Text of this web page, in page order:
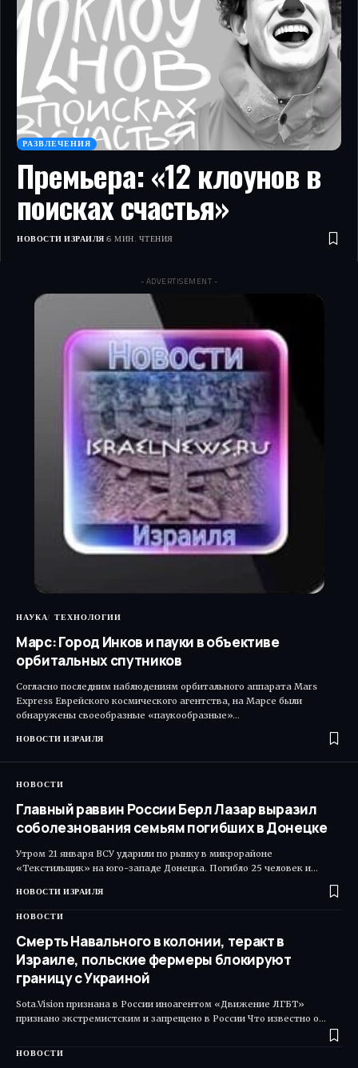
РАЗВЛЕЧЕНИЯ
Премьера: «12 клоунов в
поисках счастья»
НОВОСТИ ИЗРАИЛЯ 6 МИН. ЧТЕНИЯ
- ADVERTISEMENT -
НАУКА ТЕХНОЛОГИИ
Марс: Город Инков и пауки в объективе
орбитальных спутников
Согласно последним наблюдениям орбитального аппарата Mars
Express Еврейского космического агентства, на Марсе были
обнаружены своеобразные «паукообразные»…
НОВОСТИ ИЗРАИЛЯ
НОВОСТИ
Главный раввин России Берл Лазар выразил
соболезнования семьям погибших в Донецке
Утром 21 января ВСУ ударили по рынку в микрорайоне
«Текстильщик» на юго-западе Донецка. Погибло 25 человек и…
НОВОСТИ ИЗРАИЛЯ
НОВОСТИ
Смерть Навального в колонии, теракт в
Израиле, польские фермеры блокируют
границу с Украиной
Sota.Vision признана в России иноагентом «Движение ЛГБТ»
признано экстремистским и запрещено в России Что известно о…
НОВОСТИ